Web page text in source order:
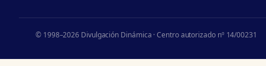
© 1998–2026 Divulgación Dinámica · Centro autorizado nº 14/00231